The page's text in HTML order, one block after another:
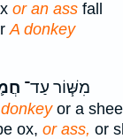
or an ass fall
A donkey
מִשּׁ֧וֹר עַד־
or a
ox, or ass, or